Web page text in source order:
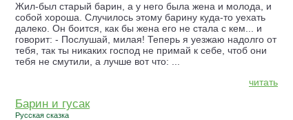
Жил-был старый барин, а у него была жена и молода, и
собой хороша. Случилось этому барину куда-то уехать
далеко. Он боится, как бы жена его не стала с кем... и
говорит: - Послушай, милая! Теперь я уезжаю надолго от
тебя, так ты никаких господ не примай к себе, чтоб они
тебя не смутили, а лучше вот что: ...
читать
Барин и гусак
Русская сказка